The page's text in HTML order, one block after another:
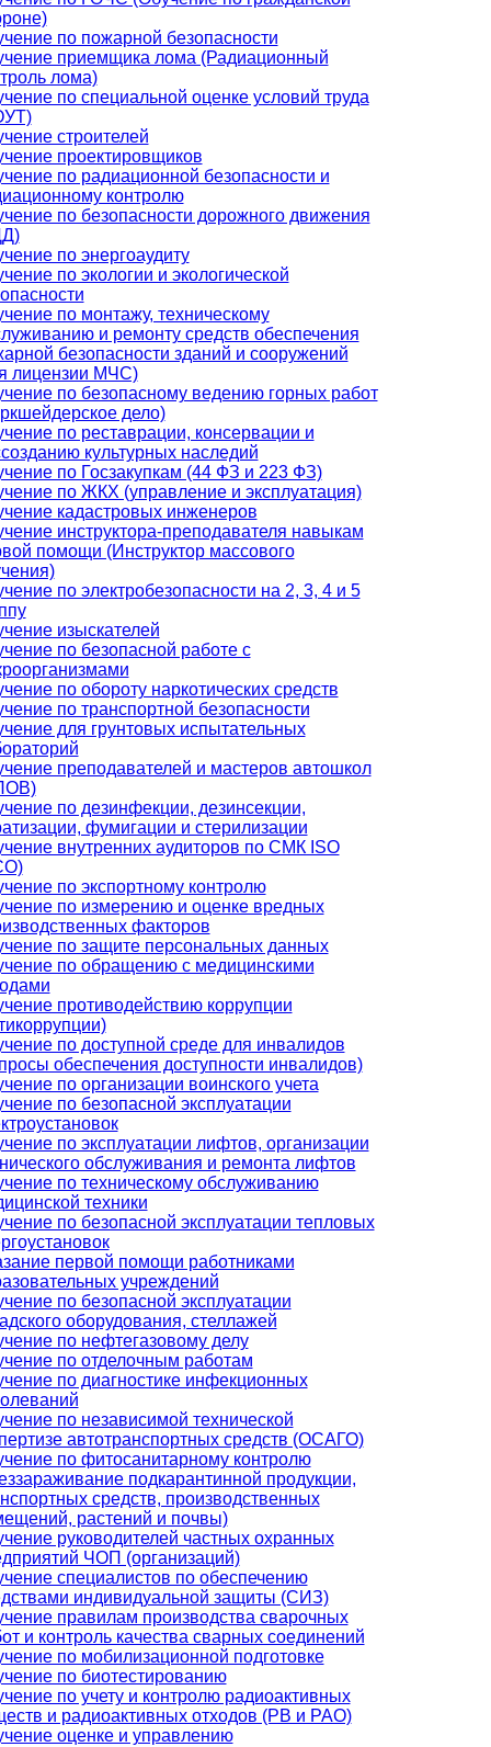
по пожарной безопасности
приемщика лома (Радиационный
лома)
по специальной оценке условий труда
строителей
проектировщиков
по радиационной безопасности и
контролю
по безопасности дорожного движения
по энергоаудиту
по экологии и экологической
по монтажу, техническому
и ремонту средств обеспечения
безопасности зданий и сооружений
лицензии МЧС)
по безопасному ведению горных работ
дело)
по реставрации, консервации и
культурных наследий
по Госзакупкам (44 ФЗ и 223 ФЗ)
по ЖКХ (управление и эксплуатация)
кадастровых инженеров
инструктора-преподавателя навыкам
помощи (Инструктор массового
по электробезопасности на 2, 3, 4 и 5
изыскателей
по безопасной работе с
по обороту наркотических средств
по транспортной безопасности
для грунтовых испытательных
преподавателей и мастеров автошкол
по дезинфекции, дезинсекции,
фумигации и стерилизации
внутренних аудиторов по СМК ISO
по экспортному контролю
по измерению и оценке вредных
факторов
по защите персональных данных
по обращению с медицинскими
противодействию коррупции
по доступной среде для инвалидов
обеспечения доступности инвалидов)
по организации воинского учета
по безопасной эксплуатации
по эксплуатации лифтов, организации
обслуживания и ремонта лифтов
по техническому обслуживанию
техники
по безопасной эксплуатации тепловых
первой помощи работниками
учреждений
по безопасной эксплуатации
оборудования, стеллажей
по нефтегазовому делу
по отделочным работам
по диагностике инфекционных
по независимой технической
автотранспортных средств (ОСАГО)
по фитосанитарному контролю
подкарантинной продукции,
средств, производственных
растений и почвы)
руководителей частных охранных
ЧОП (организаций)
специалистов по обеспечению
индивидуальной защиты (СИЗ)
правилам производства сварочных
и контроль качества сварных соединений
по мобилизационной подготовке
по биотестированию
по учету и контролю радиоактивных
и радиоактивных отходов (РВ и РАО)
оценке и управлению